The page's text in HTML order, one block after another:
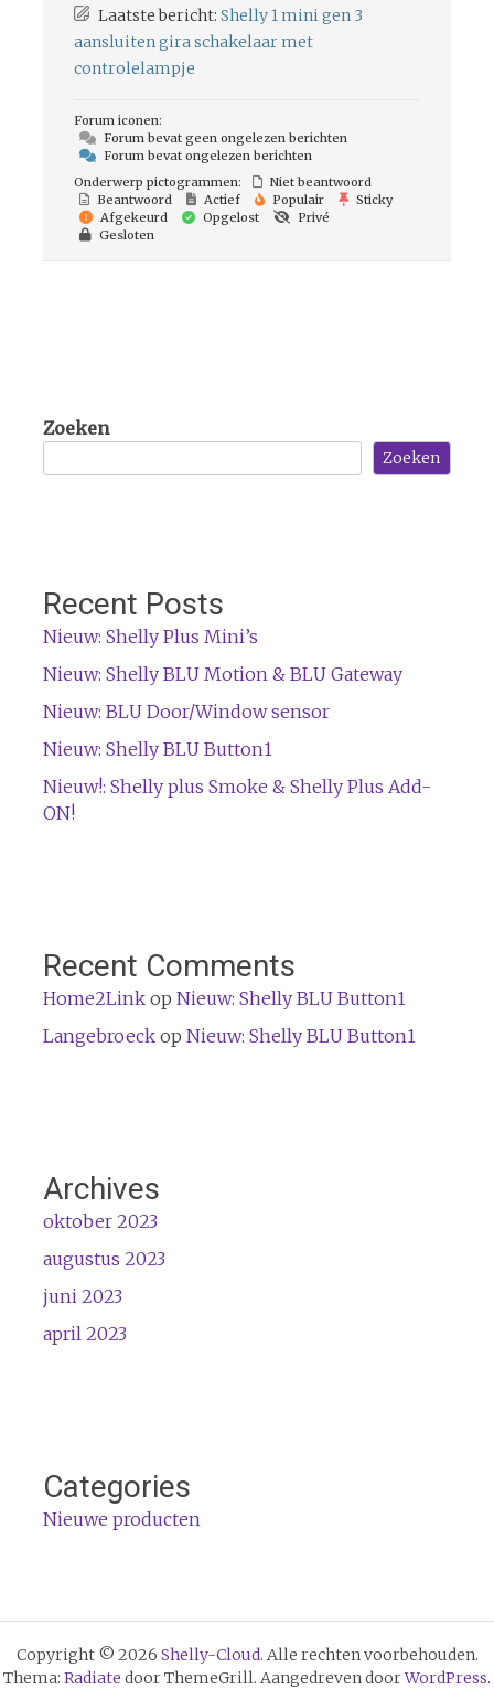
Laatste bericht: Shelly 1 mini gen 3
aansluiten gira schakelaar met
controlelampje
Forum iconen:
Forum bevat geen ongelezen berichten
Forum bevat ongelezen berichten
Onderwerp pictogrammen:
Niet beantwoord
Beantwoord
Actief Populair
Sticky
Afgekeurd
Opgelost
Privé
Gesloten
Zoeken
Zoeken
Recent Posts
Nieuw: Shelly Plus Mini’s
Nieuw: Shelly BLU Motion & BLU Gateway
Nieuw: BLU Door/Window sensor
Nieuw: Shelly BLU Button1
Nieuw!: Shelly plus Smoke & Shelly Plus Add-
ON!
Recent Comments
Home2Linkop Nieuw: Shelly BLU Button1
Langebroeckop Nieuw: Shelly BLU Button1
Archives
oktober 2023
augustus 2023
juni 2023
april 2023
Categories
Nieuwe producten
Copyright © 2026 Shelly-Cloud. Alle rechten voorbehouden.
Thema: Radiate door ThemeGrill. Aangedreven doorWordPress.